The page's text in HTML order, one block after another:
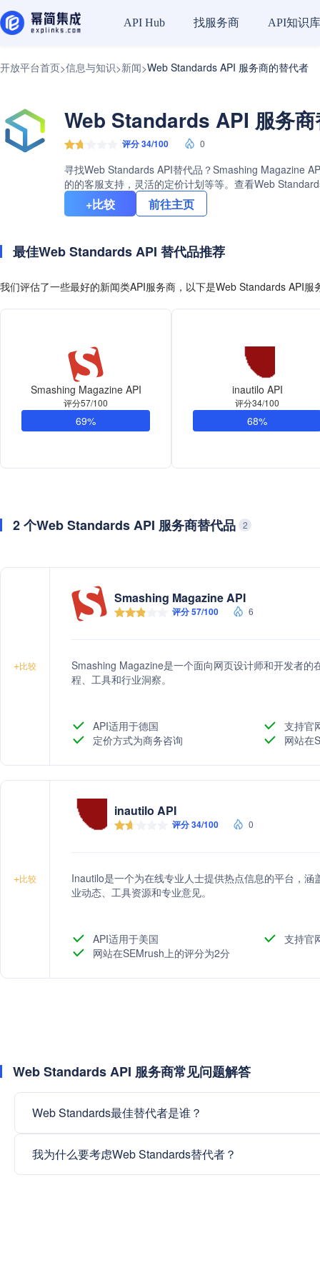
API Hub 找服务商 API知识库
开放平台首页>信息与知识>新闻>Web Standards API 服务商的替代者
Web Standards API 服务
评分 34/100 0
寻找Web Standards API替代品？Smashing Magazine
的的客服支持，灵活的定价计划等等。查看Web
+比较 前往主页
最佳Web Standards API 替代品推荐
我们评估了一些最好的新闻类API服务商，以下是Web Standards API服
Smashing Magazine API
评分57/100
69%
inautilo API
评分34/100
68%
2 个Web Standards API 服务商替代品 2
+比较
Smashing Magazine API
评分 57/100 6
Smashing Magazine是一个面向网页设计师和开发者
程、工具和行业洞察。
API适用于德国
支持官
定价方式为商务咨询
网站在
+比较
inautilo API
评分 34/100 0
Inautilo是一个为在线专业人士提供热点信息的平台，
业动态、工具资源和专业意见。
API适用于美国
支持官
网站在SEMrush上的评分为2分
Web Standards API 服务商常见问题解答
Web Standards最佳替代者是谁？
我为什么要考虑Web Standards替代者？